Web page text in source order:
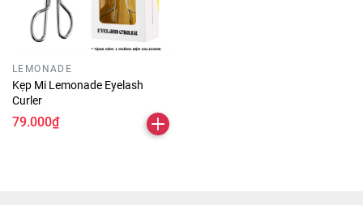
LEMONADE
Kẹp Mi Lemonade Eyelash
Curler
79.000₫